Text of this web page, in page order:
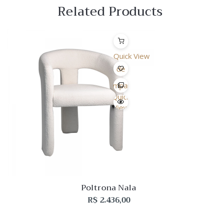
Related Products
Quick View
Lista
de
Desejo
Comparar
Quick
View
Poltrona Nala
R$ 2.436,00